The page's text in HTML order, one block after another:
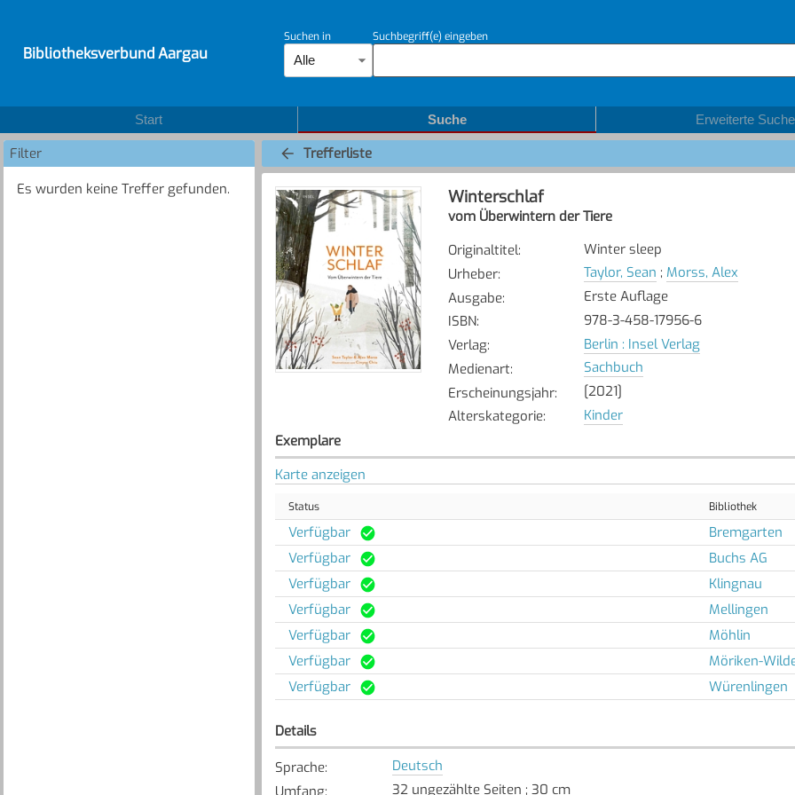
Bibliotheksverbund Aargau
Suchen in
Alle
Suchbegriff(e) eingeben
Start Suche Erweiterte Suche
Filter
Es wurden keine Treffer gefunden.
Trefferliste
Winterschlaf
vom Überwintern der Tiere
Originaltitel:
Winter sleep
Urheber: Taylor, Sean ; Morss, Alex
Ausgabe:
Erste Auflage
ISBN:
978-3-458-17956-6
Verlag:
Berlin : Insel Verlag
Medienart:
Sachbuch
Erscheinungsjahr:
[2021]
Alterskategorie:
Kinder
Exemplare
Karte anzeigen
Status Bibliothek
Verfügbar
Bremgarten
Verfügbar
Buchs AG
Verfügbar
Klingnau
Verfügbar
Mellingen
Verfügbar
Möhlin
Verfügbar
Möriken-
Verfügbar
Würenlingen
Details
Sprache:
Deutsch
Umfang: 32 ungezählte Seiten ; 30 cm